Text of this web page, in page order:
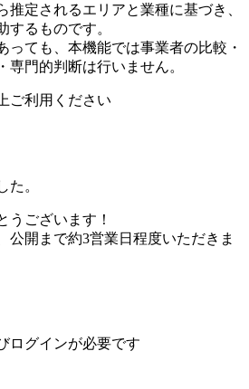
定されるエリアと業種に基づき、
するものです。
っても、本機能では事業者の比較・
専門的判断は行いません。
ご利用ください
た。
うございます！
公開まで約3営業日程度いただきま
ログインが必要です